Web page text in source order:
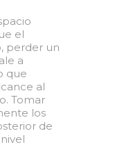
el
perder un
a
que
al
Tomar
los
de